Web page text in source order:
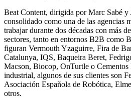
Beat Content, dirigida por Marc Sabé y
consolidado como una de las agencias
trabajar durante dos décadas con más
sectores, tanto en entornos B2B como
figuran Vermouth Yzaguirre, Fira de
Catalunya, IQS, Baqueira Beret,
Macson, Biocop, OnTurtle o
industrial, algunos de sus clientes son
Asociación Española de Robótica,
otros.